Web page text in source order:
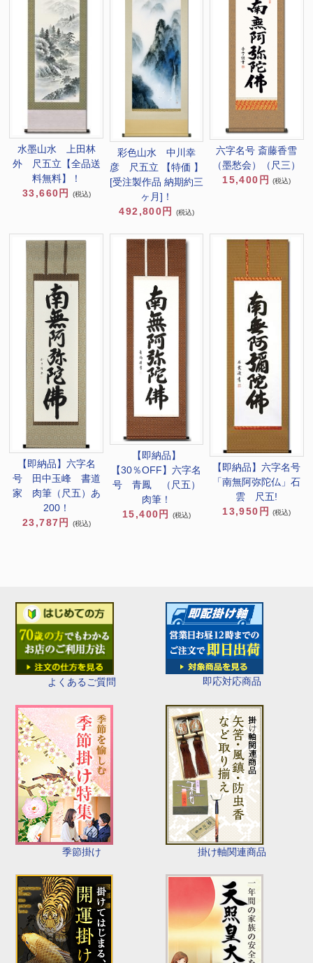
よくあるご質問 即応対応商品
季節掛け 掛け軸関連商品
水墨山水 上田林
外 尺五立【全品送
料無料】！
33,660円
(税込)
彩色山水 中川幸
彦 尺五立 【特価 】
[受注製作品 納期約三
ヶ月]！
492,800円
(税込)
六字名号 斎藤香雪
（墨愁会）（尺三）
15,400円
(税込)
【即納品】六字名
号 田中玉峰 書道
家 肉筆（尺五）あ
200！
23,787円
(税込)
【即納品】
【30％OFF】六字名
号 青鳳 （尺五）
肉筆！
15,400円
(税込)
【即納品】六字名号
「南無阿弥陀仏」石
雲 尺五!
13,950円
(税込)